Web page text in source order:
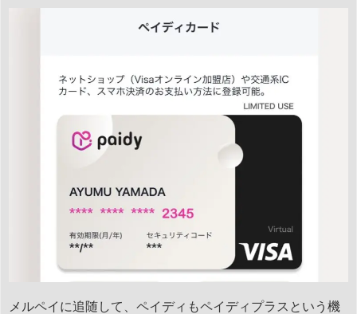
メルペイに追随して、ペイディもペイディプラスという機